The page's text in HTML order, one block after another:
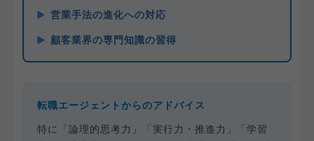
営業手法の進化への対応
顧客業界の専門知識の習得
転職エージェントからのアドバイス
特に「論理的思考力」「実行力・推進力」「学習